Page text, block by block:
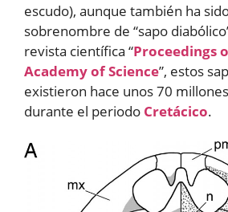
escudo), aunque también ha
sobrenombre de “sapo
revista científica “Proceedings
Academy of Science”, estos
existieron hace unos 70
durante el periodo Cretácico.